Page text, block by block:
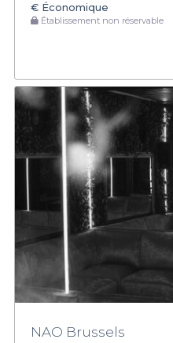
€ Économique
Établissement non réservable
NAO Brussels